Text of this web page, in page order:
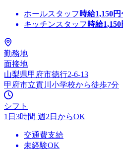
ホールスタッフ 時給1,150
キッチンスタッフ 時給1,150
勤務地
面接地
山梨県甲府市徳行2-6-13
甲府市立貢川小学校から徒歩7分
シフト
1日3時間 週2日からOK
交通費支給
未経験OK